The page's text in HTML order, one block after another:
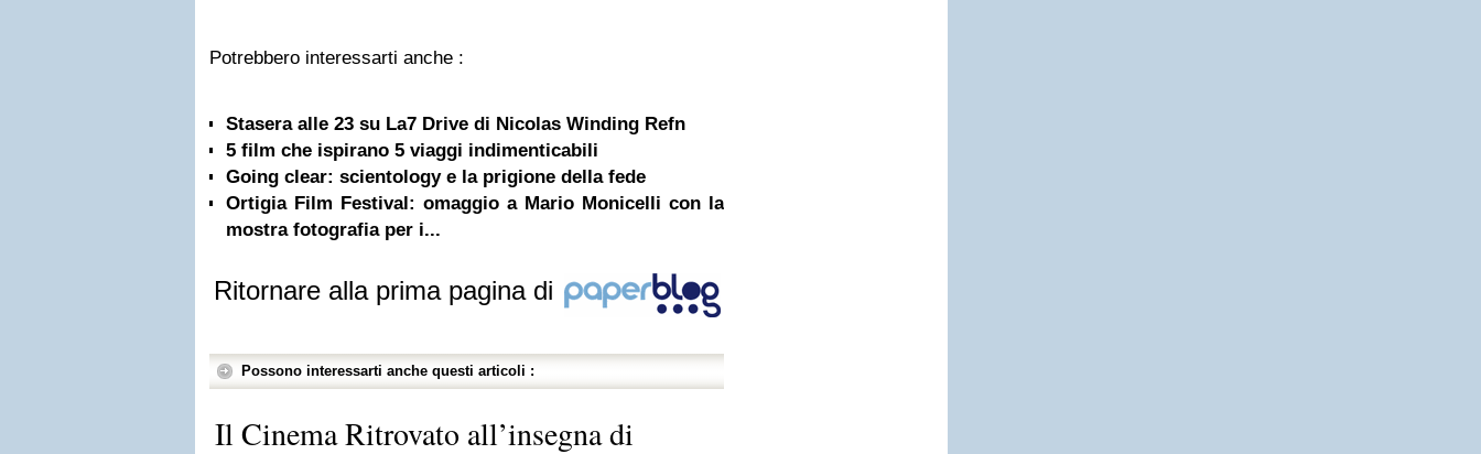
Potrebbero interessarti anche :
Stasera alle 23 su La7 Drive di Nicolas Winding Refn
5 film che ispirano 5 viaggi indimenticabili
Going clear: scientology e la prigione della fede
Ortigia Film Festival: omaggio a Mario Monicelli con la
mostra fotografia per i...
Ritornare alla prima pagina di
Possono interessarti anche questi articoli :
Il Cinema Ritrovato all’insegna di